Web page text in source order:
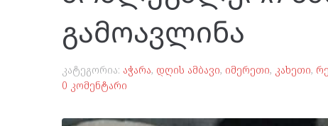
გამოავლინა
კატეგორია: აჭარა, დღის ამბავი, იმერეთი, კახეთი,
0 კომენტარი